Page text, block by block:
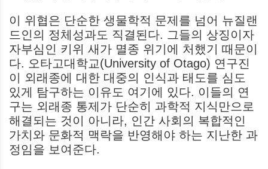
이 위협은 단순한 생물학적 문제를 넘어 뉴질랜
드인의 정체성과도 직결된다. 그들의 상징이자
자부심인 키위 새가 멸종 위기에 처했기 때문이
다. 오타고대학교(University of Otago) 연구진
이 외래종에 대한 대중의 인식과 태도를 심도
있게 탐구하는 이유도 여기에 있다. 이들의 연
구는 외래종 통제가 단순히 과학적 지식만으로
해결되는 것이 아니라, 인간 사회의 복합적인
가치와 문화적 맥락을 반영해야 하는 지난한 과
정임을 보여준다.